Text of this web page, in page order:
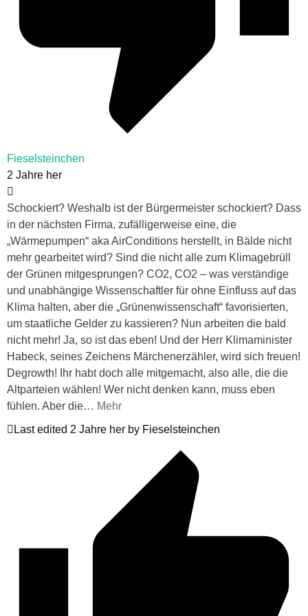
Fieselsteinchen
2 Jahre her
Schockiert? Weshalb ist der Bürgermeister schockiert? Dass
in der nächsten Firma, zufälligerweise eine, die
„Wärmepumpen“ aka AirConditions herstellt, in Bälde nicht
mehr gearbeitet wird? Sind die nicht alle zum Klimagebrüll
der Grünen mitgesprungen? CO2, CO2 – was verständige
und unabhängige Wissenschaftler für ohne Einfluss auf das
Klima halten, aber die „Grünenwissenschaft“ favorisierten,
um staatliche Gelder zu kassieren? Nun arbeiten die bald
nicht mehr! Ja, so ist das eben! Und der Herr Klimaminister
Habeck, seines Zeichens Märchenerzähler, wird sich freuen!
Degrowth! Ihr habt doch alle mitgemacht, also alle, die die
Altparteien wählen! Wer nicht denken kann, muss eben
fühlen. Aber die… Mehr
Last edited 2 Jahre her by Fieselsteinchen